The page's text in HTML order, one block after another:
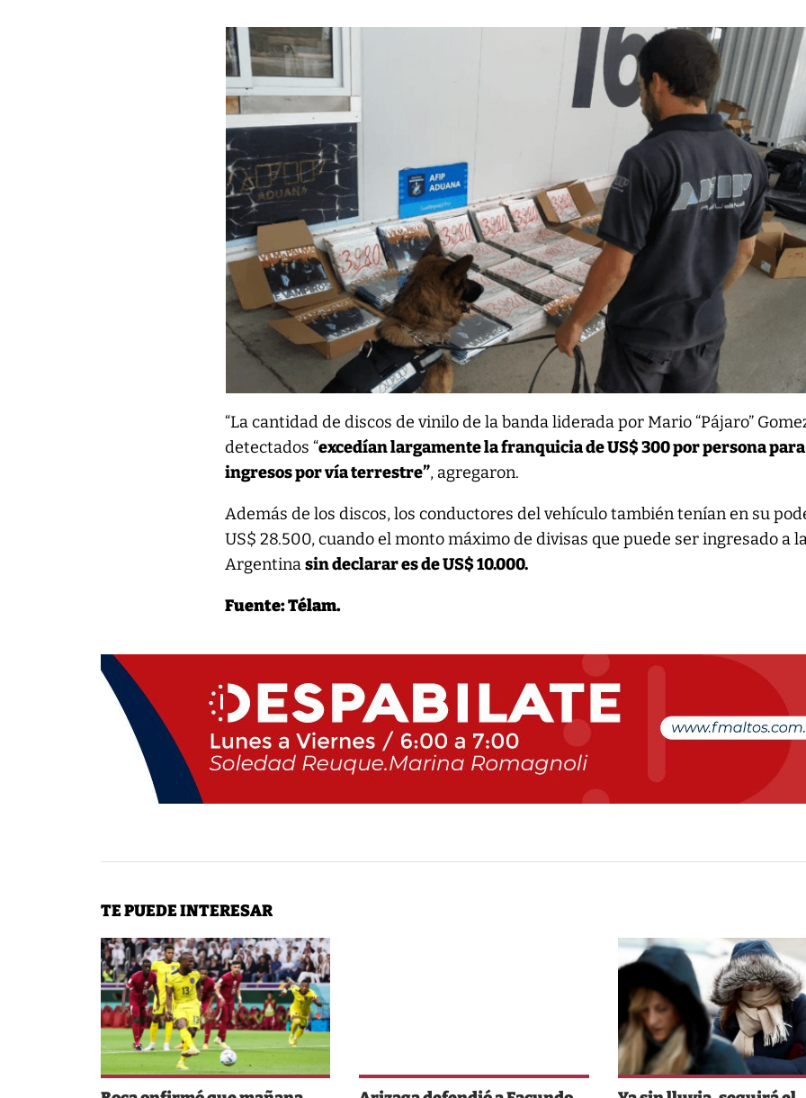
“La cantidad de discos de vinilo de la banda liderada por Mario “Pájaro”
detectados “excedían largamente la franquicia de US$ 300 por persona para
ingresos por vía terrestre”, agregaron.
Además de los discos, los conductores del vehículo también tenían en su
US$ 28.500, cuando el monto máximo de divisas que puede ser ingresado a
Argentinasin declarar es de US$ 10.000.
Fuente: Télam.
TE PUEDE INTERESAR